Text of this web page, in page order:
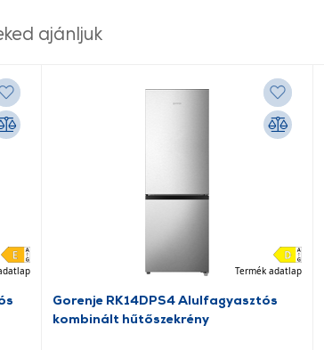
ajánljuk
Termék adatlap
Gorenje RK14DPS4 Alulfagyasztós
kombinált hűtőszekrény